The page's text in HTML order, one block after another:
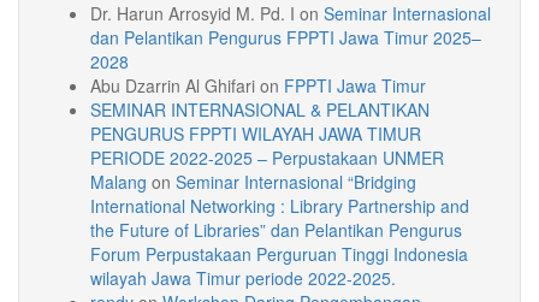
Dr. Harun Arrosyid M. Pd. I on Seminar Internasional
dan Pelantikan Pengurus FPPTI Jawa Timur 2025–
2028
Abu Dzarrin Al Ghifari on FPPTI Jawa Timur
SEMINAR INTERNASIONAL & PELANTIKAN
PENGURUS FPPTI WILAYAH JAWA TIMUR
PERIODE 2022-2025 – Perpustakaan UNMER
Malang on Seminar Internasional “Bridging
International Networking : Library Partnership and
the Future of Libraries” dan Pelantikan Pengurus
Forum Perpustakaan Perguruan Tinggi Indonesia
wilayah Jawa Timur periode 2022-2025.